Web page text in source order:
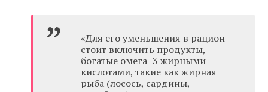
«Для его уменьшения в рацион
стоит включить продукты,
богатые омега−3 жирными
кислотами, такие как жирная
рыба (лосось, сардины,